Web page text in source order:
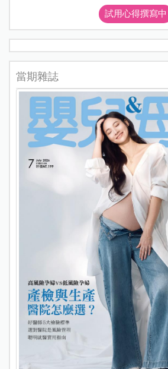
試用心得撰寫中
當期雜誌